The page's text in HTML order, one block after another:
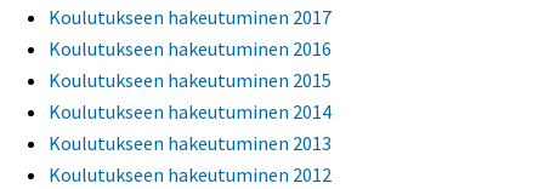
Koulutukseen hakeutuminen 2017
Koulutukseen hakeutuminen 2016
Koulutukseen hakeutuminen 2015
Koulutukseen hakeutuminen 2014
Koulutukseen hakeutuminen 2013
Koulutukseen hakeutuminen 2012